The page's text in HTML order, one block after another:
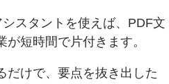
スタントを使えば、PDF文
短時間で片付きます。
だけで、要点を抜き出した